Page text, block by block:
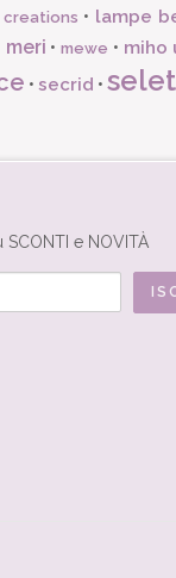
• lampe
meri •mewe • miho
• secrid •
e NOVITÀ